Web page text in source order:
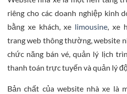
riêng cho các doanh nghiệp kinh
bằng xe khách, xe limousine, xe
trang web thông thường, website
chức năng bán vé, quản lý lịch
thanh toán trực tuyến và quản lý
Bản chất của website nhà xe là